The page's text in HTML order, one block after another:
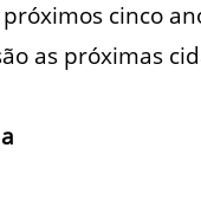
cinco
as próximas